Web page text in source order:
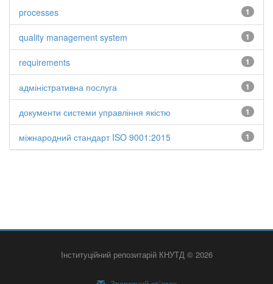
1
processes
1
quality management system
1
requirements
1
адміністративна послуга
1
документи системи управління якістю
1
міжнародний стандарт ISO 9001:2015
Інституційний репозитарій КНУТД © 2026